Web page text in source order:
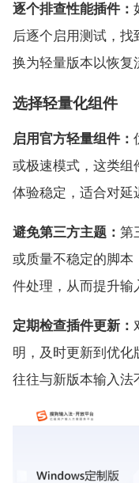
逐个排查性能插件：
后逐个启用测试，
换为轻量版本以恢复
选择轻量化组件
启用官方轻量组件：
或极速模式，这类组
体验稳定，适合对延
避免第三方主题： 第
或质量不稳定的脚
件处理，从而提升输
定期检查插件更新：
明，及时更新到优
往往与新版本输入法